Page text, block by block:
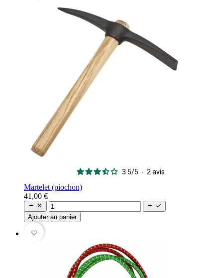
3.5/5 - 2 avis
Martelet (piochon)
41,00 €
   
Ajouter au panier
favorite_border